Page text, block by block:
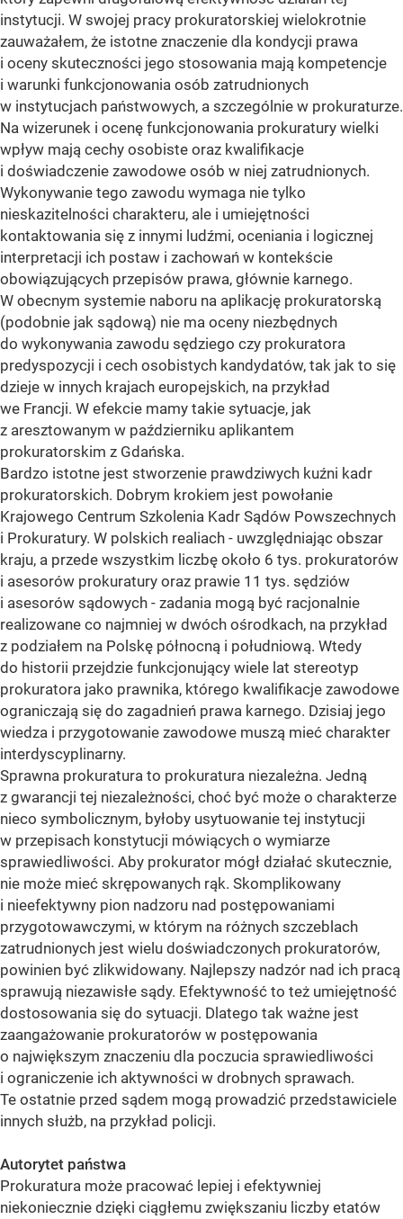
instytucji. W swojej pracy prokuratorskiej wielokrotnie
zauważałem, że istotne znaczenie dla kondycji prawa
i oceny skuteczności jego stosowania mają kompetencje
i warunki funkcjonowania osób zatrudnionych
w instytucjach państwowych, a szczególnie w prokuraturze.
Na wizerunek i ocenę funkcjonowania prokuratury wielki
wpływ mają cechy osobiste oraz kwalifikacje
i doświadczenie zawodowe osób w niej zatrudnionych.
Wykonywanie tego zawodu wymaga nie tylko
nieskazitelności charakteru, ale i umiejętności
kontaktowania się z innymi ludźmi, oceniania i logicznej
interpretacji ich postaw i zachowań w kontekście
obowiązujących przepisów prawa, głównie karnego.
W obecnym systemie naboru na aplikację prokuratorską
(podobnie jak sądową) nie ma oceny niezbędnych
do wykonywania zawodu sędziego czy prokuratora
predyspozycji i cech osobistych kandydatów, tak jak to się
dzieje w innych krajach europejskich, na przykład
we Francji. W efekcie mamy takie sytuacje, jak
z aresztowanym w październiku aplikantem
prokuratorskim z Gdańska.
Bardzo istotne jest stworzenie prawdziwych kuźni kadr
prokuratorskich. Dobrym krokiem jest powołanie
Krajowego Centrum Szkolenia Kadr Sądów Powszechnych
i Prokuratury. W polskich realiach - uwzględniając obszar
kraju, a przede wszystkim liczbę około 6 tys. prokuratorów
i asesorów prokuratury oraz prawie 11 tys. sędziów
i asesorów sądowych - zadania mogą być racjonalnie
realizowane co najmniej w dwóch ośrodkach, na przykład
z podziałem na Polskę północną i południową. Wtedy
do historii przejdzie funkcjonujący wiele lat stereotyp
prokuratora jako prawnika, którego kwalifikacje zawodowe
ograniczają się do zagadnień prawa karnego. Dzisiaj jego
wiedza i przygotowanie zawodowe muszą mieć charakter
interdyscyplinarny.
Sprawna prokuratura to prokuratura niezależna. Jedną
z gwarancji tej niezależności, choć być może o charakterze
nieco symbolicznym, byłoby usytuowanie tej instytucji
w przepisach konstytucji mówiących o wymiarze
sprawiedliwości. Aby prokurator mógł działać skutecznie,
nie może mieć skrępowanych rąk. Skomplikowany
i nieefektywny pion nadzoru nad postępowaniami
przygotowawczymi, w którym na różnych szczeblach
zatrudnionych jest wielu doświadczonych prokuratorów,
powinien być zlikwidowany. Najlepszy nadzór nad ich pracą
sprawują niezawisłe sądy. Efektywność to też umiejętność
dostosowania się do sytuacji. Dlatego tak ważne jest
zaangażowanie prokuratorów w postępowania
o największym znaczeniu dla poczucia sprawiedliwości
i ograniczenie ich aktywności w drobnych sprawach.
Te ostatnie przed sądem mogą prowadzić przedstawiciele
innych służb, na przykład policji.
Autorytet państwa
Prokuratura może pracować lepiej i efektywniej
niekoniecznie dzięki ciągłemu zwiększaniu liczby etatów